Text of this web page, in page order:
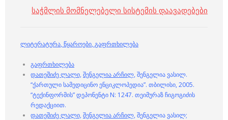
საჭმლის მომნელებელი სისტემის დაავადებები
ლიტერატურა, წყაროები, გაფრთხილება
გაფრთხილება
დათეშიძე ლალი, შენგელია არჩილ, შენგელია ვასილ.
“ქართული სამედიცინო ენციკლოპედია”. თბილისი, 2005.
“ტექინფორმის” დეპონენტი N: 1247. თეიმურაზ ჩიგოგიძის
რედაქციით.
დათეშიძე ლალი, შენგელია არჩილ, შენგელია ვასილ;